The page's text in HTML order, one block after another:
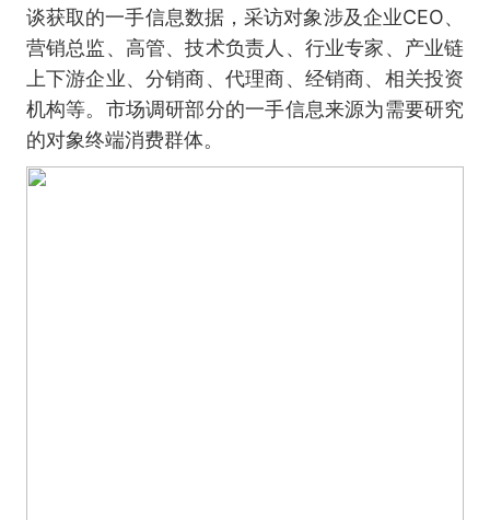
谈获取的一手信息数据，采访对象涉及企业CEO、
营销总监、高管、技术负责人、行业专家、产业链
上下游企业、分销商、代理商、经销商、相关投资
机构等。市场调研部分的一手信息来源为需要研究
的对象终端消费群体。